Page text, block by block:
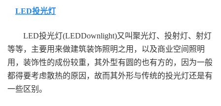
LED投光灯
LED投光灯(LEDDownlight)又叫聚光灯、投射灯、射灯
等等，主要用来做建筑装饰照明之用，以及商业空间照明
用，装饰性的成份较重，其外型有圆的也有方的，因为一般
都得要考虑散热的原因，故而其外形与传统的投光灯还是有
一些区别。